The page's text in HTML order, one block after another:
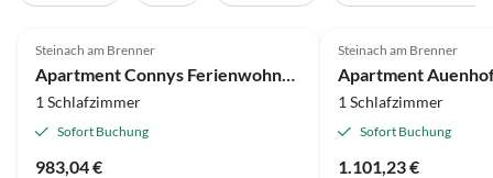
Steinach am Brenner
1 Schlafzimmer
Sofort Buchung
983,04 €
Steinach am Brenner
Apartment
1 Schlafzimmer
Sofort Buchung
1.101,23 €